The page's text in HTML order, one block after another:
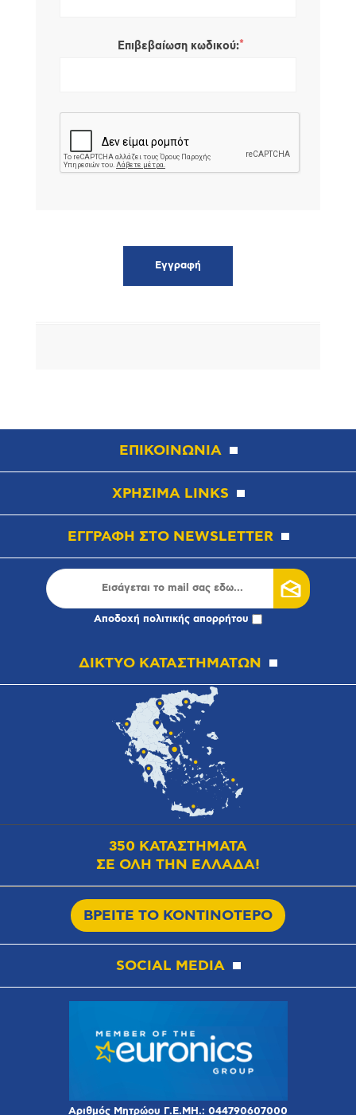
Επιβεβαίωση κωδικού:*
ΕΠΙΚΟΙΝΩΝΙΑ
ΧΡΗΣΙΜΑ LINKS
ΕΓΓΡΑΦΗ ΣΤΟ NEWSLETTER
Αποδοχή πολιτικής απορρήτου
ΔΙΚΤΥΟ ΚΑΤΑΣΤΗΜΑΤΩΝ
350 ΚΑΤΑΣΤΗΜΑΤΑ
ΣΕ ΟΛΗ ΤΗΝ ΕΛΛΑΔΑ!
ΒΡΕΙΤΕ ΤΟ ΚΟΝΤΙΝΟΤΕΡΟ
SOCIAL MEDIA